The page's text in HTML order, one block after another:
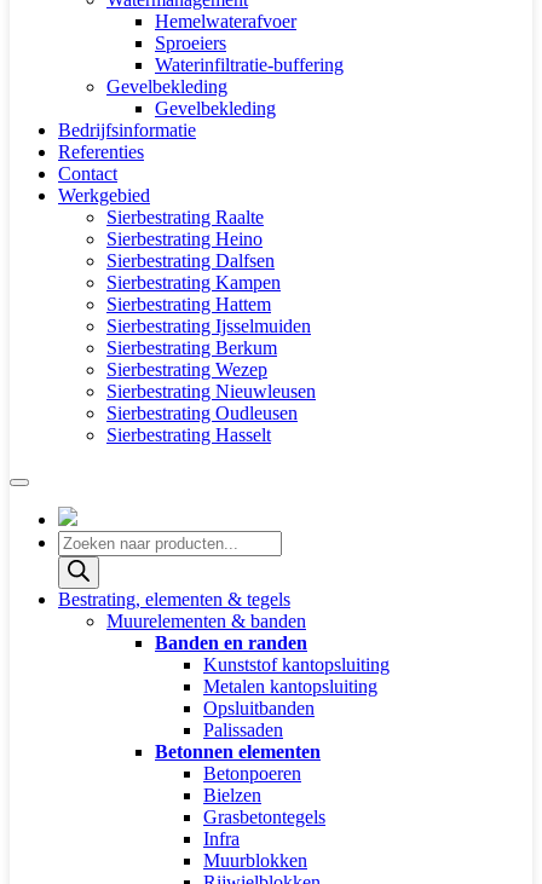
Hemelwaterafvoer
Sproeiers
Waterinfiltratie-buffering
Gevelbekleding
Gevelbekleding
Bedrijfsinformatie
Referenties
Contact
Werkgebied
Sierbestrating Raalte
Sierbestrating Heino
Sierbestrating Dalfsen
Sierbestrating Kampen
Sierbestrating Hattem
Sierbestrating Ijsselmuiden
Sierbestrating Berkum
Sierbestrating Wezep
Sierbestrating Nieuwleusen
Sierbestrating Oudleusen
Sierbestrating Hasselt
Producten
zoeken
Bestrating, elementen & tegels
Muurelementen & banden
Banden en randen
Kunststof kantopsluiting
Metalen kantopsluiting
Opsluitbanden
Palissaden
Betonnen elementen
Betonpoeren
Bielzen
Grasbetontegels
Infra
Muurblokken